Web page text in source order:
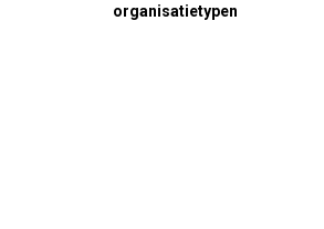
organisatietypen